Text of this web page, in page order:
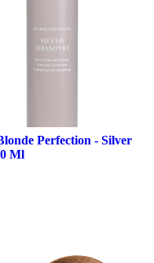
Perfection - Silver
Ml